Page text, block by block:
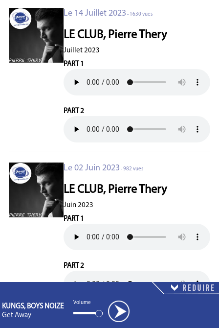
KUNGS, BOYS NOIZE
Get Away
Le 14 Juillet 2023 - 1630 vues
LE CLUB, Pierre Thery
Juillet 2023
PART 1
PART 2
Le 02 Juin 2023 - 982 vues
LE CLUB, Pierre Thery
Juin 2023
PART 1
PART 2
PART 3